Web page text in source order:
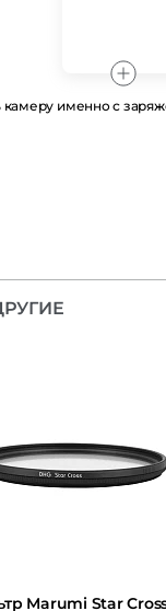
именно с
Marumi Star Cross